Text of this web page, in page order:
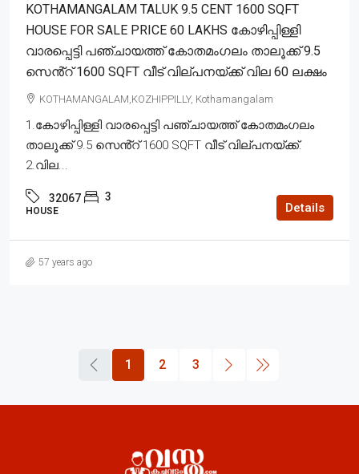
KOTHAMANGALAM TALUK 9.5 CENT 1600 SQFT
HOUSE FOR SALE PRICE 60 LAKHS കോഴിപ്പിള്ളി
വാരപ്പെട്ടി പഞ്ചായത്ത് കോതമംഗലം താലൂക്ക് 9.5
സെൻ്റ് 1600 SQFT വീട് വില്പനയ്ക്ക് വില 60 ലക്ഷം
KOTHAMANGALAM,KOZHIPPILLY, Kothamangalam
1.കോഴിപ്പിള്ളി വാരപ്പെട്ടി പഞ്ചായത്ത് കോതമംഗലം
താലൂക്ക് 9.5 സെൻ്റ് 1600 SQFT വീട് വില്പനയ്ക്ക്.
2.വില...
32067 3
HOUSE Details
57 years ago
1 2 3